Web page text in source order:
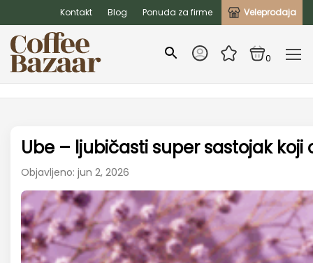
Kontakt Blog Ponuda za firme Veleprodaja
0
Ube – ljubičasti super sastojak
Objavljeno: jun 2, 2026